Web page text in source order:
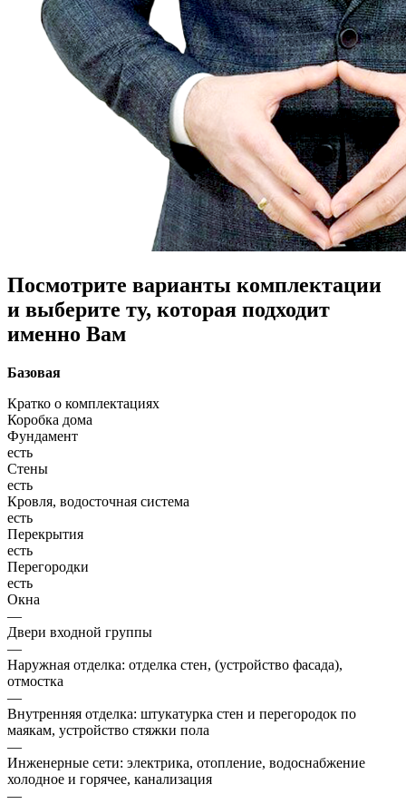
Посмотрите варианты комплектации
и выберите ту, которая подходит
именно Вам
Базовая
Кратко о комплектациях
Коробка дома
Фундамент
есть
Стены
есть
Кровля, водосточная система
есть
Перекрытия
есть
Перегородки
есть
Окна
—
Двери входной группы
—
Наружная отделка: отделка стен, (устройство фасада),
отмостка
—
Внутренняя отделка: штукатурка стен и перегородок по
маякам, устройство стяжки пола
—
Инженерные сети: электрика, отопление, водоснабжение
холодное и горячее, канализация
—